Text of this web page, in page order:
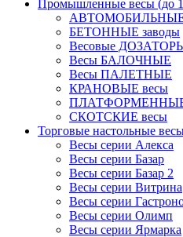
Промышленные весы (до
АВТОМОБИЛЬНЫЕ
БЕТОННЫЕ заводы
Весовые
Весы БАЛОЧНЫЕ
Весы ПАЛЕТНЫЕ
КРАНОВЫЕ весы
ПЛАТФОРМЕННЫЕ
СКОТСКИЕ весы
Торговые настольные
Весы серии Алекса
Весы серии Базар
Весы серии Базар 2
Весы серии Витрина
Весы серии
Весы серии Олимп
Весы серии Ярмарка